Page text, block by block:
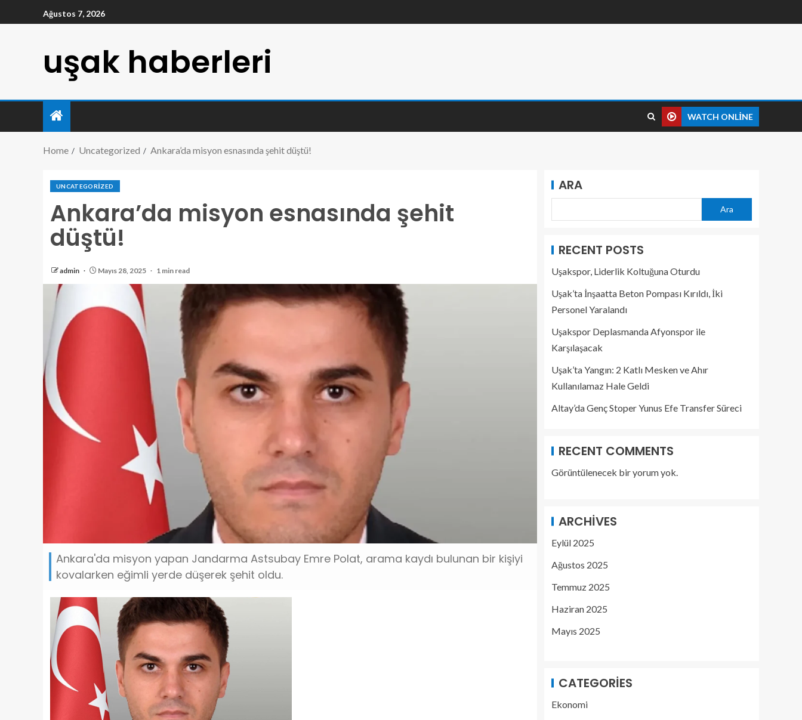
Ağustos 7, 2026
uşak haberleri
WATCH ONLINE
Home Uncategorized Ankara’da misyon esnasında şehit düştü!
UNCATEGORIZED
Ankara’da misyon esnasında şehit
düştü!
admin Mayıs 28, 2025 1 min read
Ankara'da misyon yapan Jandarma Astsubay Emre Polat, arama kaydı bulunan bir kişiyi
kovalarken eğimli yerde düşerek şehit oldu.
ARA
Ara
RECENT POSTS
Uşakspor, Liderlik Koltuğuna Oturdu
Uşak’ta İnşaatta Beton Pompası Kırıldı, İki
Personel Yaralandı
Uşakspor Deplasmanda Afyonspor ile
Karşılaşacak
Uşak’ta Yangın: 2 Katlı Mesken ve Ahır
Kullanılamaz Hale Geldi
Altay’da Genç Stoper Yunus Efe Transfer Süreci
RECENT COMMENTS
Görüntülenecek bir yorum yok.
ARCHIVES
Eylül 2025
Ağustos 2025
Temmuz 2025
Haziran 2025
Mayıs 2025
CATEGORIES
Ekonomi